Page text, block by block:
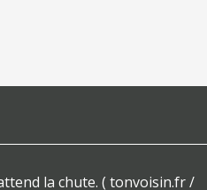
la chute. ( tonvoisin.fr /